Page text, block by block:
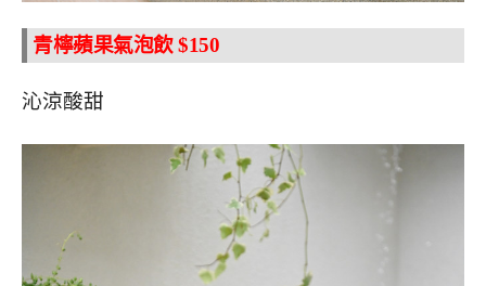
青檸蘋果氣泡飲 $150
沁涼酸甜